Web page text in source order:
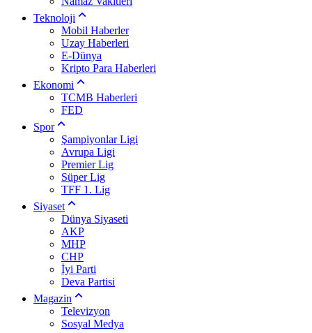
Teknoloji
Mobil Haberler
Uzay Haberleri
E-Dünya
Kripto Para Haberleri
Ekonomi
TCMB Haberleri
FED
Spor
Şampiyonlar Ligi
Avrupa Ligi
Premier Lig
Süper Lig
TFF 1. Lig
Siyaset
Dünya Siyaseti
AKP
MHP
CHP
İyi Parti
Deva Partisi
Magazin
Televizyon
Sosyal Medya